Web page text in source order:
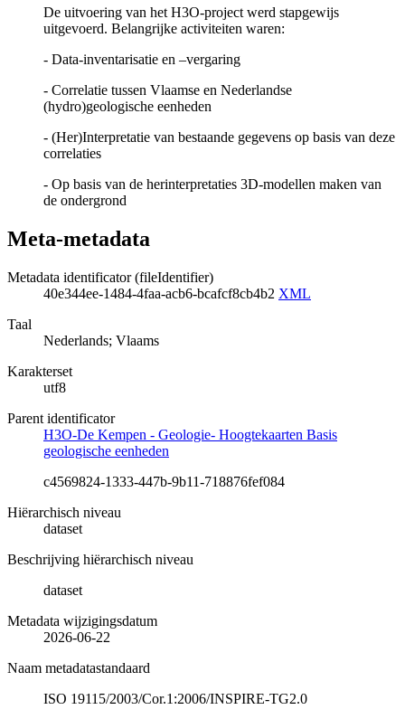
De uitvoering van het H3O-project werd stapgewijs
uitgevoerd. Belangrijke activiteiten waren:
- Data-inventarisatie en –vergaring
- Correlatie tussen Vlaamse en Nederlandse
(hydro)geologische eenheden
- (Her)Interpretatie van bestaande gegevens op basis van deze
correlaties
- Op basis van de herinterpretaties 3D-modellen maken van
de ondergrond
Meta-metadata
Metadata identificator (fileIdentifier)
40e344ee-1484-4faa-acb6-bcafcf8cb4b2 XML
Taal
Nederlands; Vlaams
Karakterset
utf8
Parent identificator
H3O-De Kempen - Geologie- Hoogtekaarten Basis
geologische eenheden
c4569824-1333-447b-9b11-718876fef084
Hiërarchisch niveau
dataset
Beschrijving hiërarchisch niveau
dataset
Metadata wijzigingsdatum
2026-06-22
Naam metadatastandaard
ISO 19115/2003/Cor.1:2006/INSPIRE-TG2.0